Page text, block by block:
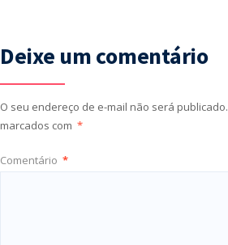
Deixe um comentário
O seu endereço de e-mail não será publicado.
marcados com *
Comentário *